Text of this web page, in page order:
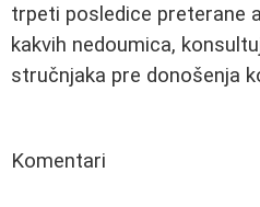
trpeti posledice preterane
kakvih nedoumica,
stručnjaka pre donošenja
Komentari